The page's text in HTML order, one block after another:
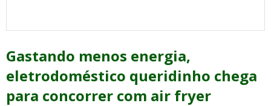
Gastando menos energia,
eletrodoméstico queridinho chega
para concorrer com air fryer